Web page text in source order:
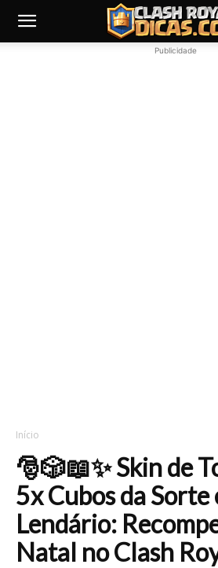
Publicidade
Início
🎅🎲📖✨ Skin de
5x Cubos da Sorte
Lendário:
Natal no Clash